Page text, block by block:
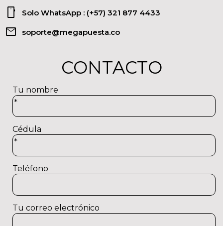
smartphone Solo WhatsApp : (+57) 321 877 4433
mail soporte@megapuesta.co
CONTACTO
Tu nombre
*
Cédula
*
Teléfono
Tu correo electrónico